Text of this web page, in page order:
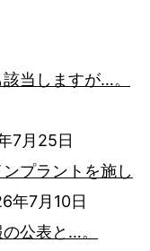
当しますが…。
7月25日
プラントを施し
年7月10日
公表と…。